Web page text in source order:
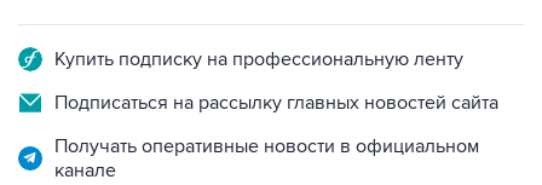
Купить подписку на профессиональную ленту
Подписаться на рассылку главных новостей сайта
Получать оперативные новости в официальном
канале